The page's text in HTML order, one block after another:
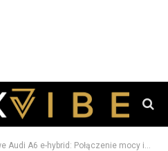
Audi A6 e-hybrid: Połączenie mocy i ekologii